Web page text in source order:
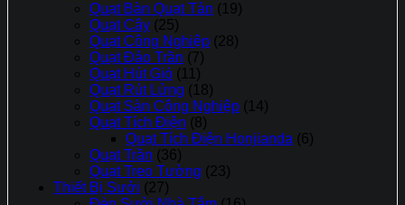
Quạt Bàn Quạt Tản (19)
Quạt Cây (25)
Quạt Công Nghiệp (28)
Quạt Đảo Trần (7)
Quạt Hút Gió (11)
Quạt Rút Lửng (18)
Quạt Sàn Công Nghiệp (14)
Quạt Tích Điện (8)
Quạt Tích Điện Honjianda (6)
Quạt Trần (36)
Quạt Treo Tường (23)
Thiết Bị Sưởi (27)